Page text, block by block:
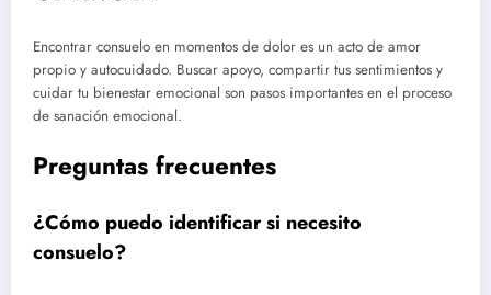
Encontrar consuelo en momentos de dolor es un acto de amor
propio y autocuidado. Buscar apoyo, compartir tus sentimientos y
cuidar tu bienestar emocional son pasos importantes en el proceso
de sanación emocional.
Preguntas frecuentes
¿Cómo puedo identificar si necesito
consuelo?